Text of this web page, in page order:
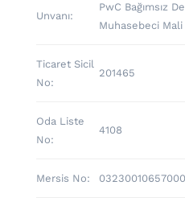
Unvanı:
PwC Bağımsız
Muhasebeci
Ticaret Sicil
No:
201465
Oda Liste
No:
4108
Mersis No: